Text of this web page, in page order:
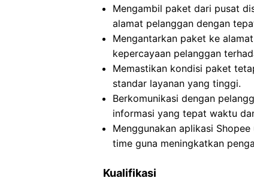
Mengambil paket dari pusat
alamat pelanggan dengan
Mengantarkan paket ke
kepercayaan pelanggan
Memastikan kondisi paket
standar layanan yang tinggi.
Berkomunikasi dengan
informasi yang tepat waktu
Menggunakan aplikasi
time guna meningkatkan
Kualifikasi